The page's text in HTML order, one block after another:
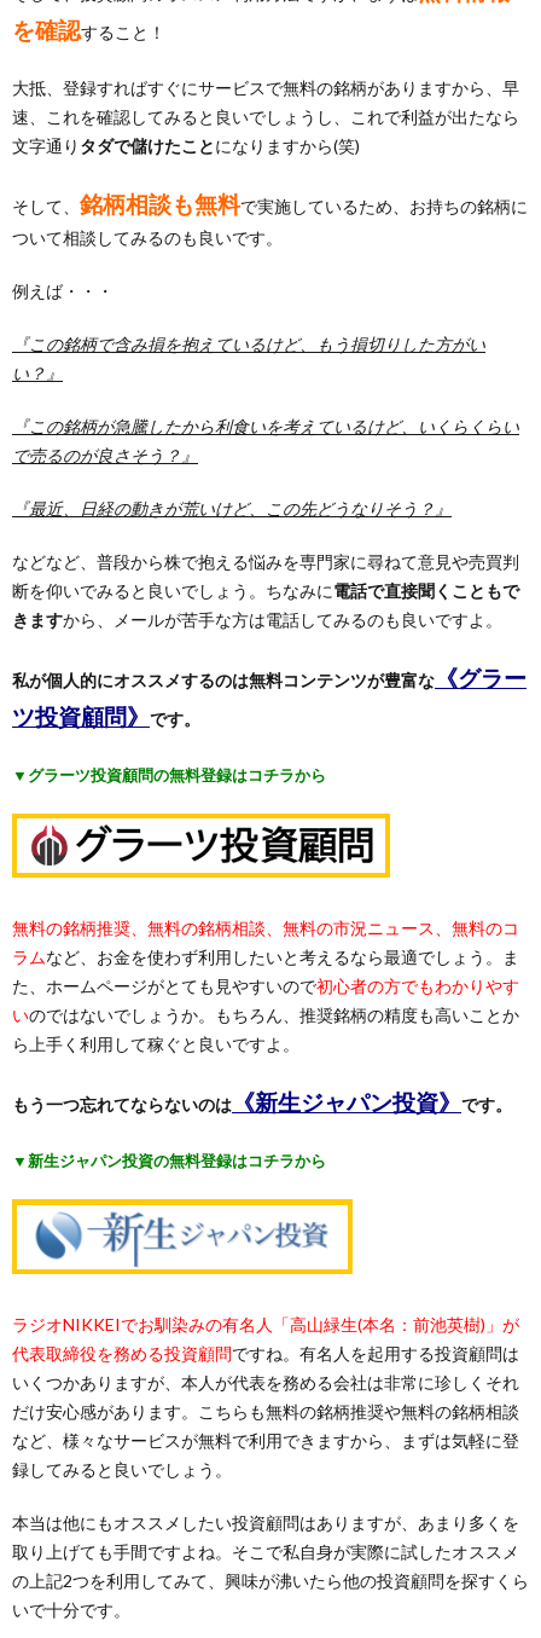
を確認すること！
大抵、登録すればすぐにサービスで無料の銘柄がありますから、早
速、これを確認してみると良いでしょうし、これで利益が出たなら
文字通り タダで儲けたことになりますから(笑)
そして、 銘柄相談も無料で実施しているため、お持ちの銘柄に
ついて相談してみるのも良いです。
例えば・・・
『この銘柄で含み損を抱えているけど、もう損切りした方がい
い？』
『この銘柄が急騰したから利食いを考えているけど、いくらくらい
で売るのが良さそう？』
『最近、日経の動きが荒いけど、この先どうなりそう？』
などなど、普段から株で抱える悩みを専門家に尋ねて意見や売買判
断を仰いでみると良いでしょう。ちなみに電話で直接聞くこともで
きますから、メールが苦手な方は電話してみるのも良いですよ。
私が個人的にオススメするのは無料コンテンツが豊富な 《グラー
ツ投資顧問》 です。
▼グラーツ投資顧問の無料登録はコチラから
無料の銘柄推奨、無料の銘柄相談、無料の市況ニュース、無料のコ
ラムなど、お金を使わず利用したいと考えるなら最適でしょう。ま
た、ホームページがとても見やすいので初心者の方でもわかりやす
いのではないでしょうか。もちろん、推奨銘柄の精度も高いことか
ら上手く利用して稼ぐと良いですよ。
もう一つ忘れてならないのは 《新生ジャパン投資》 です。
▼新生ジャパン投資の無料登録はコチラから
ラジオNIKKEIでお馴染みの有名人「高山緑生(本名：前池英樹)」が
代表取締役を務める投資顧問ですね。有名人を起用する投資顧問は
いくつかありますが、本人が代表を務める会社は非常に珍しくそれ
だけ安心感があります。こちらも無料の銘柄推奨や無料の銘柄相談
など、様々なサービスが無料で利用できますから、まずは気軽に登
録してみると良いでしょう。
本当は他にもオススメしたい投資顧問はありますが、あまり多くを
取り上げても手間ですよね。そこで私自身が実際に試したオススメ
の上記2つを利用してみて、興味が沸いたら他の投資顧問を探すくら
いで十分です。